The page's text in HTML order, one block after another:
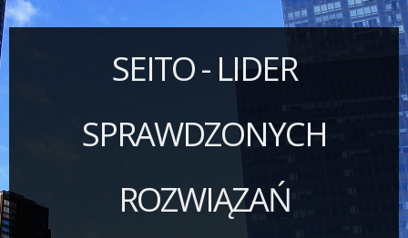
SEITO - LIDER
SPRAWDZONYCH
ROZWIĄZAŃ